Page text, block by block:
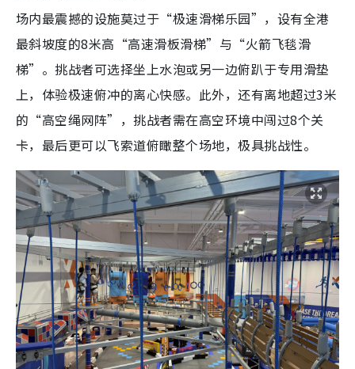
场内最震撼的设施莫过于“极速滑梯乐园”，设有全港
最斜坡度的8米高“高速滑板滑梯”与“火箭飞毯滑
梯”。挑战者可选择坐上水泡或另一边俯趴于专用滑垫
上，体验极速俯冲的离心快感。此外，还有离地超过3米
的“高空绳网阵”，挑战者需在高空环境中闯过8个关
卡，最后更可以飞索道俯瞰整个场地，极具挑战性。